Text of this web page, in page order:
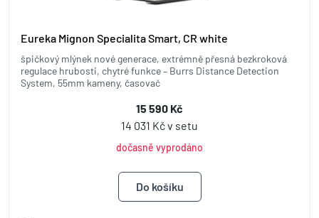
Eureka Mignon Specialita Smart, CR white
špičkový mlýnek nové generace, extrémně přesná bezkroková
regulace hrubosti, chytré funkce – Burrs Distance Detection
System, 55mm kameny, časovač
15 590 Kč
14 031 Kč v setu
dočasně vyprodáno